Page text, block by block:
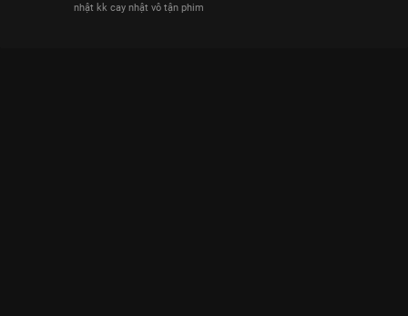
nhật kk cay nhật vô tận phim